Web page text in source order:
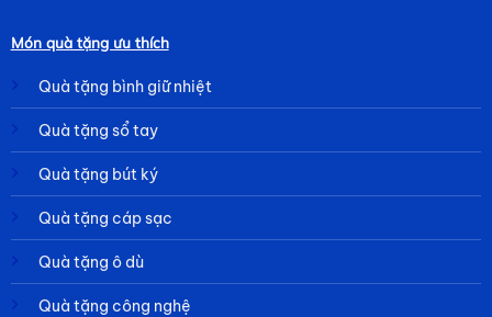
Món quà tặng ưu thích
Quà tặng bình giữ nhiệt
Quà tặng sổ tay
Quà tặng bút ký
Quà tặng cáp sạc
Quà tặng ô dù
Quà tặng công nghệ